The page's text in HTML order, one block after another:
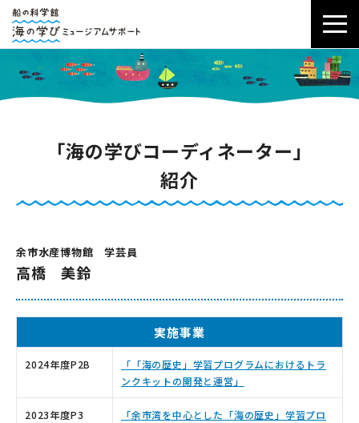
「海の学びコーディネーター」
紹介
余市水産博物館 学芸員
高橋 美鈴
実施事業
2024年度P2B
「「海の歴史」学習プログラムにおけるトラ
ンクキットの開発と運営」
2023年度P3
「余市湾を中心とした「海の歴史」学習プロ